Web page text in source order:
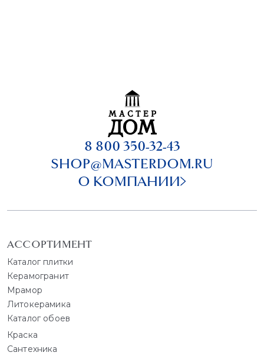
8 800 350-32-43
SHOP@MASTERDOM.RU
О КОМПАНИИ
АССОРТИМЕНТ
Каталог плитки
Керамогранит
Мрамор
Литокерамика
Каталог обоев
Краска
Сантехника